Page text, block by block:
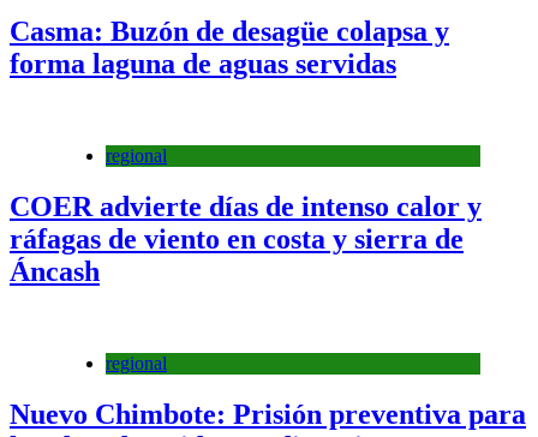
Casma: Buzón de desagüe colapsa y
forma laguna de aguas servidas
regional
COER advierte días de intenso calor y
ráfagas de viento en costa y sierra de
Áncash
regional
Nuevo Chimbote: Prisión preventiva para